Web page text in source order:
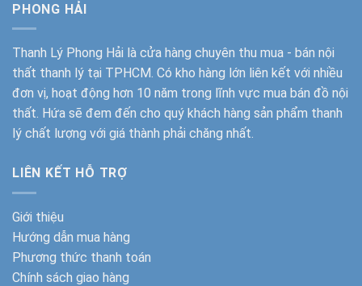
PHONG HẢI
Thanh Lý Phong Hải là cửa hàng chuyên thu mua - bán nội
thất thanh lý tại TPHCM. Có kho hàng lớn liên kết với nhiều
đơn vị, hoạt động hơn 10 năm trong lĩnh vực mua bán đồ nội
thất. Hứa sẽ đem đến cho quý khách hàng sản phẩm thanh
lý chất lượng với giá thành phải chăng nhất.
LIÊN KẾT HỖ TRỢ
Giới thiệu
Hướng dẫn mua hàng
Phương thức thanh toán
Chính sách giao hàng